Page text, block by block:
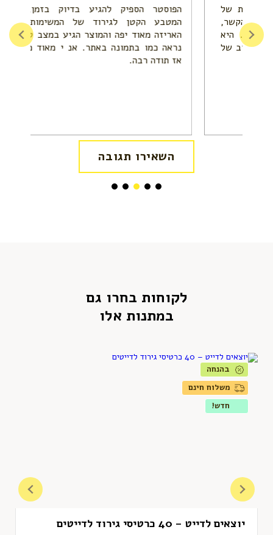
הפוסטר הספיק להגיע בדיוק בזמן, עם
המטבע הקטן לגירוד של המשימות. גם
האריזה מאוד יפה והמוצר הגיע במצב טוב -
נראה כמו בתמונה באתר. אנ י מאוד מרוצה
אז תודה רבה.
השאירו תגובה
לקוחות בחרו גם
במתנות אלו
בהנחה
משלוח חינם
חדש!
יוצאים לדייט – 40 כרטיסי גירוד לדייטים